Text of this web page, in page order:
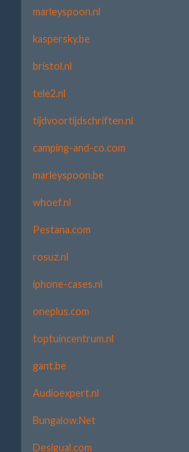
marleyspoon.nl
kaspersky.be
bristol.nl
tele2.nl
tijdvoortijdschriften.nl
camping-and-co.com
marleyspoon.be
whoef.nl
Pestana.com
rosuz.nl
iphone-cases.nl
oneplus.com
toptuincentrum.nl
gant.be
Audioexpert.nl
Bungalow.Net
Desigual.com